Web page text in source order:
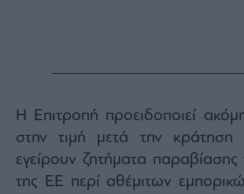
Η Επιτροπή προειδοποιεί
στην τιμή μετά την κράτηση
εγείρουν ζητήματα
της ΕΕ περί αθέμιτων